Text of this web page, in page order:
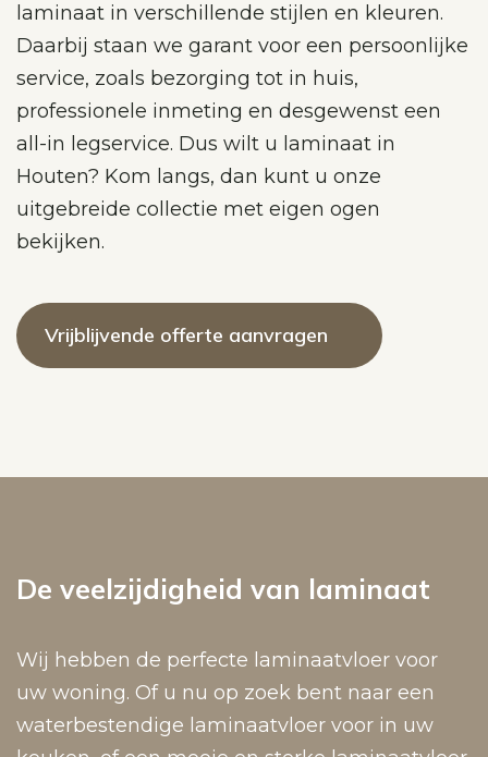
laminaat in verschillende stijlen en kleuren.
Daarbij staan we garant voor een persoonlijke
service, zoals bezorging tot in huis,
professionele inmeting en desgewenst een
all-in legservice. Dus wilt u laminaat in
Houten? Kom langs, dan kunt u onze
uitgebreide collectie met eigen ogen
bekijken.
Vrijblijvende offerte aanvragen
De veelzijdigheid van laminaat
Wij hebben de perfecte laminaatvloer voor
uw woning. Of u nu op zoek bent naar een
waterbestendige laminaatvloer voor in uw